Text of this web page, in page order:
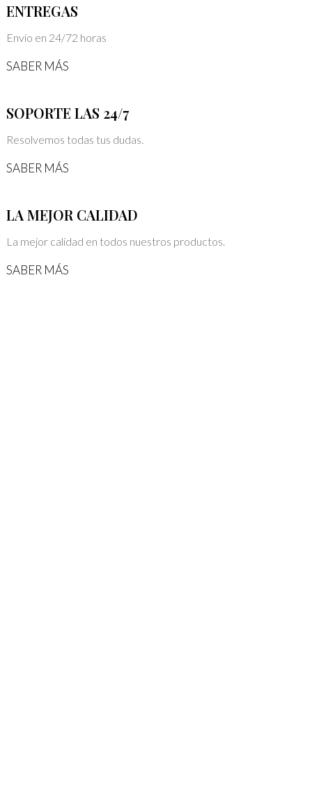
ENTREGAS
Envío en 24/72 horas
SABER MÁS
SOPORTE LAS 24/7
Resolvemos todas tus dudas.
SABER MÁS
LA MEJOR CALIDAD
La mejor calidad en todos nuestros productos.
SABER MÁS